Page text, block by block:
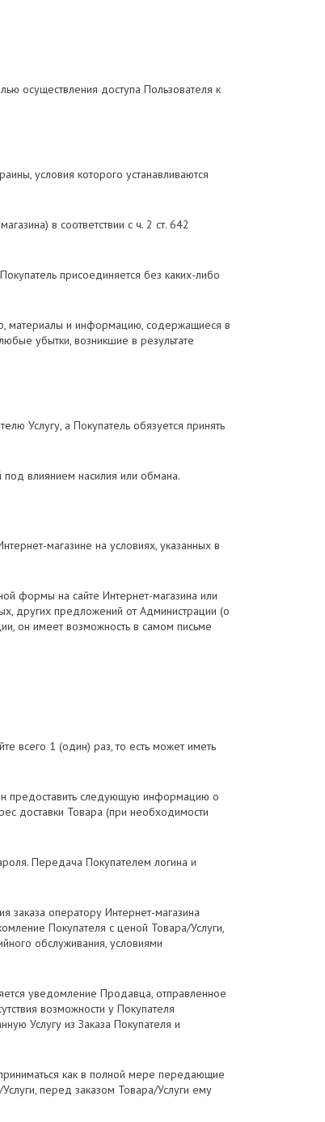
осуществления доступа Пользователя к
условия которого устанавливаются
в соответствии с ч. 2 ст. 642
присоединяется без каких-либо
материалы и информацию, содержащиеся в
убытки, возникшие в результате
Услугу, а Покупатель обязуется принять
влиянием насилия или обмана.
магазине на условиях, указанных в
формы на сайте Интернет-магазина или
других предложений от Администрации (о
он имеет возможность в самом письме
всего 1 (один) раз, то есть может иметь
предоставить следующую информацию о
доставки Товара (при необходимости
Передача Покупателем логина и
заказа оператору Интернет-магазина
Покупателя с ценой Товара/Услуги,
обслуживания, условиями
уведомление Продавца, отправленное
возможности у Покупателя
Услугу из Заказа Покупателя и
как в полной мере передающие
перед заказом Товара/Услуги ему